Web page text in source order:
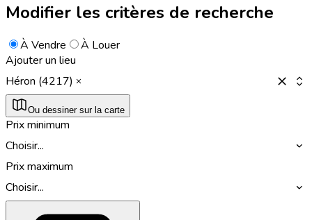
Modifier les critères de recherche
À Vendre
À Louer
Ajouter un lieu
Héron (4217)
Ou dessiner sur la carte
Prix minimum
Choisir...
Prix maximum
Choisir...